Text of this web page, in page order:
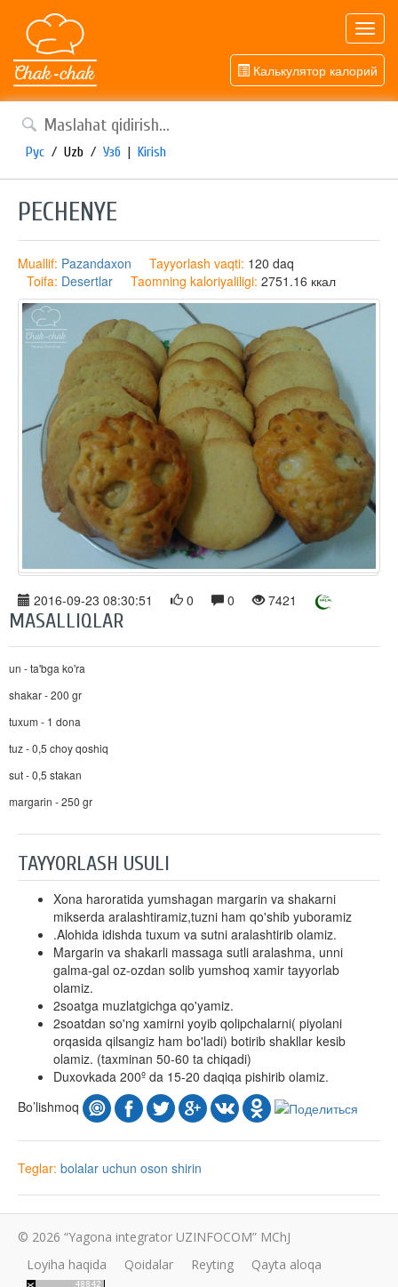
Калькулятор калорий
Рус / Uzb / Узб | Kirish
PECHENYE
Muallif: Pazandaxon Tayyorlash vaqti: 120 daq
Toifa: Desertlar Taomning kaloriyaliligi: 2751.16 ккал
2016-09-23 08:30:51 0 0 7421
MASALLIQLAR
un - ta'bga ko'ra
shakar - 200 gr
tuxum - 1 dona
tuz - 0,5 choy qoshiq
sut - 0,5 stakan
margarin - 250 gr
TAYYORLASH USULI
Xona haroratida yumshagan margarin va shakarni
mikserda aralashtiramiz,tuzni ham qo'shib yuboramiz
.Alohida idishda tuxum va sutni aralashtirib olamiz.
Margarin va shakarli massaga sutli aralashma, unni
galma-gal oz-ozdan solib yumshoq xamir tayyorlab
olamiz.
2soatga muzlatgichga qo'yamiz.
2soatdan so'ng xamirni yoyib qolipchalarni( piyolani
orqasida qilsangiz ham bo'ladi) botirib shakllar kesib
olamiz. (taxminan 50-60 ta chiqadi)
Duxovkada 200º da 15-20 daqiqa pishirib olamiz.
Bo’lishmoq
Teglar: bolalar uchun oson shirin
© 2026 “Yagona integrator UZINFOCOM” MChJ
Loyiha haqida
Qoidalar Reyting Qayta aloqa